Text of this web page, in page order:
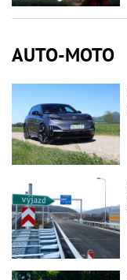
AUTO-MOTO